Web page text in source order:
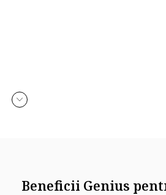
Beneficii Genius